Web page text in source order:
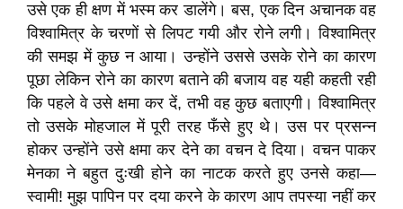
उसे एक ही क्षण में भस्म कर डालेंगे। बस, एक दिन अचानक वह
विश्वामित्र के चरणों से लिपट गयी और रोने लगी। विश्वामित्र
की समझ में कुछ न आया। उन्होंने उससे उसके रोने का कारण
पूछा लेकिन रोने का कारण बताने की बजाय वह यही कहती रही
कि पहले वे उसे क्षमा कर दें, तभी वह कुछ बताएगी। विश्वामित्र
तो उसके मोहजाल में पूरी तरह फँसे हुए थे। उस पर प्रसन्न
होकर उन्होंने उसे क्षमा कर देने का वचन दे दिया। वचन पाकर
मेनका ने बहुत दुःखी होने का नाटक करते हुए उनसे कहा—
स्वामी! मुझ पापिन पर दया करने के कारण आप तपस्या नहीं कर